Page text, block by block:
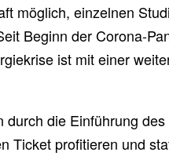
möglich, einzelnen
Beginn der Corona-
ist mit einer
die Einführung
profitieren und